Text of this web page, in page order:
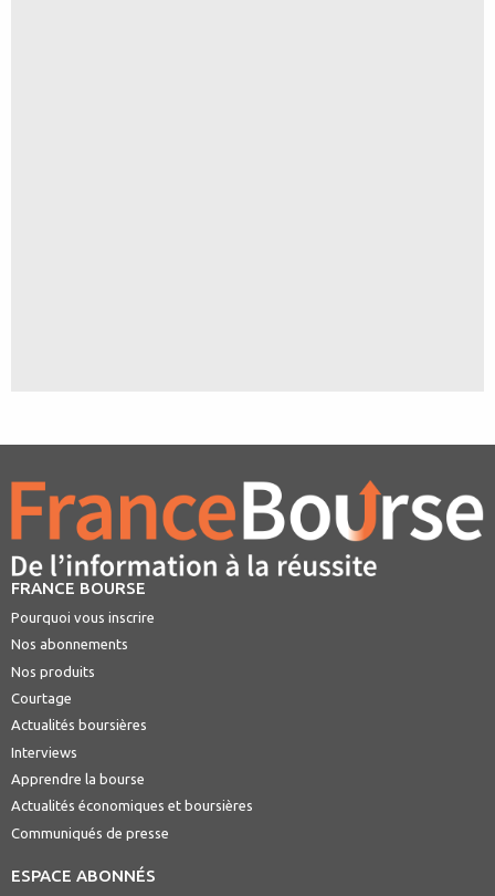
FRANCE BOURSE
Pourquoi vous inscrire
Nos abonnements
Nos produits
Courtage
Actualités boursières
Interviews
Apprendre la bourse
Actualités économiques et boursières
Communiqués de presse
ESPACE ABONNÉS